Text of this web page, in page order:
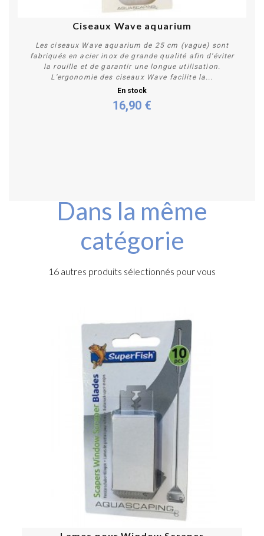
Ciseaux Wave aquarium
Les ciseaux Wave aquarium de 25 cm (vague) sont
fabriqués en acier inox de grande qualité afin d'éviter
la rouille et de garantir une longue utilisation.
L'ergonomie des ciseaux Wave facilite la...
En stock
16,90 €
Dans la même
catégorie
16 autres produits sélectionnés pour vous